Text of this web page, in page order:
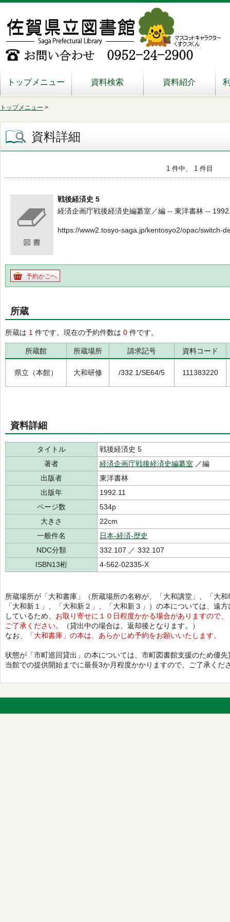
トップメニュー 資料検索 資料紹介
トップメニュー >
資料詳細
1 件中、 1 件目
戦後経済史 5
経済企画庁戦後経済史編纂室／編 -- 東洋書林 --
https://www2.tosyo-saga.jp/kentosyo2/opac/switch-
予約かごへ
所蔵
所蔵は 1 件です。現在の予約件数は 0 件です。
所蔵館 所蔵場所 請求記号 資料コード
県立（本館） 大和研修 /332.1/SE64/5 111383220
資料詳細
タイトル
戦後経済史 5
著者
経済企画庁戦後経済史編纂室 ／編
出版者
東洋書林
出版年
1992.11
ページ数
534p
大きさ
22cm
一般件名
日本-経済-歴史
NDC分類
332.107 ／ 332.107
ISBN13桁
4-562-02335-X
所蔵場所が「大和書庫」（所蔵場所の名称が、「大和講堂」、「大和
「大和新１」、「大和新２」、「大和新３」）の本については、遠方
しているため、 お取り寄せに１０日程度かかる場合がありますので、
ご了承ください。
（貸出中の場合は、返却後となります。）
なお、
「大和書庫」の本は、あらかじめ予約をお願いいたします。
状態が「市町巡回貸出」の本については、市町図書館支援のため優
当館での提供開始までに最長3か月程度かかりますので、ご了承くだ